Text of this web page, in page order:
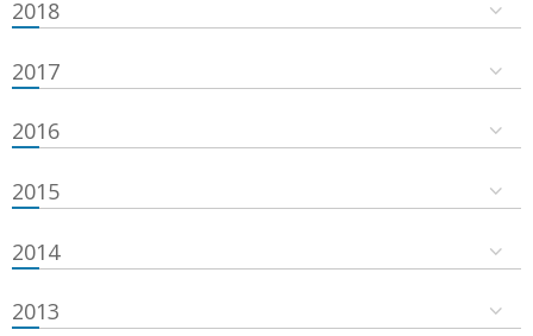
2018
2017
2016
2015
2014
2013